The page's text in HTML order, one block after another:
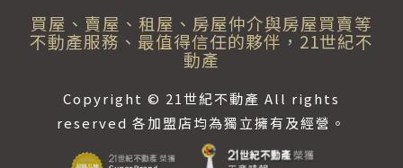
買屋、賣屋、租屋、房屋仲介與房屋買賣等
不動產服務、最值得信任的夥伴，21世紀不
動產
Copyright © 21世紀不動產 All rights
reserved 各加盟店均為獨立擁有及經營。